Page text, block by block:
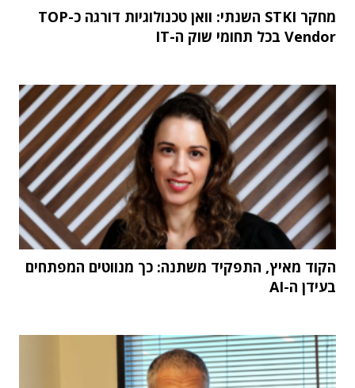
מחקר STKI השנתי: וואן טכנולוגיות דורגה כ-TOP
Vendor בכל תחומי שוק ה-IT
הקוד מאיץ, התפקיד משתנה: כך מנווטים המפתחים
בעידן ה-AI